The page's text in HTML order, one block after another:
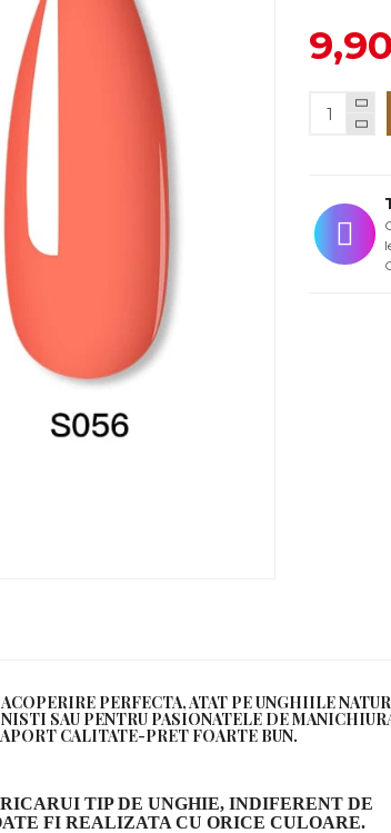
PERFECTA, ATAT PE UNGHIILE
SAU PENTRU PASIONATELE DE
CALITATE-PRET FOARTE BUN.
TIP DE UNGHIE, INDIFERENT DE
FI REALIZATA CU ORICE CULOARE.